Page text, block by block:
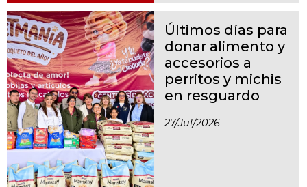
Últimos días para
donar alimento y
accesorios a
perritos y michis
en resguardo
27/jul/2026